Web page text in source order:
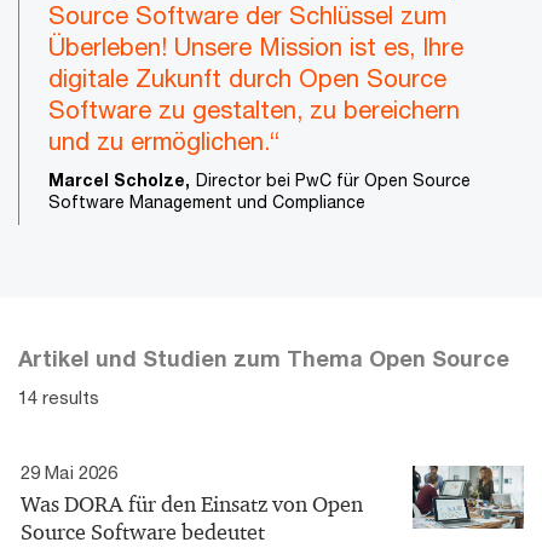
Source Software der Schlüssel zum
Überleben! Unsere Mission ist es, Ihre
digitale Zukunft durch Open Source
Software zu gestalten, zu bereichern
und zu ermöglichen.“
Marcel Scholze, Director bei PwC für Open Source
Software Management und Compliance
Artikel und Studien zum Thema Open Source
14 results
29 Mai 2026
Was DORA für den Einsatz von Open
Source Software bedeutet